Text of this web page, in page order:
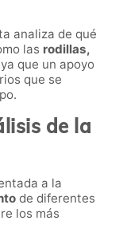
analiza de qué
las rodillas,
que un apoyo
que se
de la
a la
de diferentes
los más